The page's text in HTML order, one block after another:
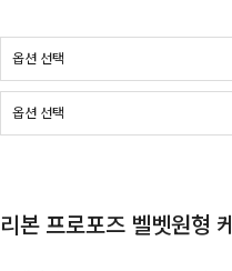
리본 프로포즈 벨벳원형